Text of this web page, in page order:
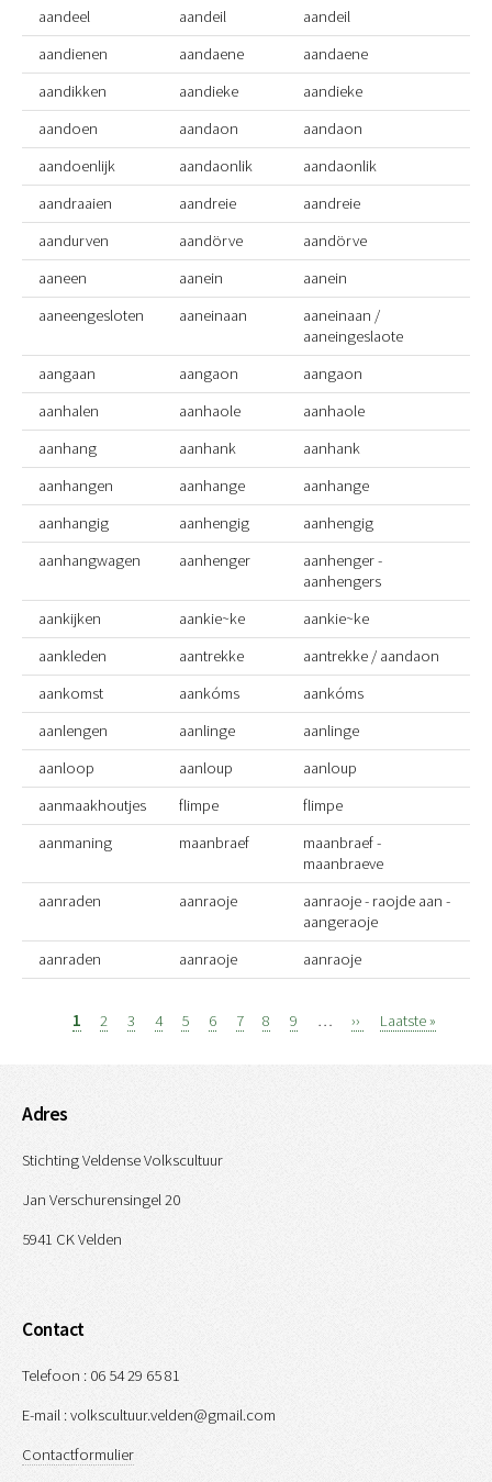
aandeel
aandeil
aandeil
aandienen
aandaene
aandaene
aandikken
aandieke
aandieke
aandoen
aandaon
aandaon
aandoenlijk
aandaonlik
aandaonlik
aandraaien
aandreie
aandreie
aandurven
aandörve
aandörve
aaneen
aanein
aanein
aaneengesloten
aaneinaan
aaneinaan /
aaneingeslaote
aangaan
aangaon
aangaon
aanhalen
aanhaole
aanhaole
aanhang
aanhank
aanhank
aanhangen
aanhange
aanhange
aanhangig
aanhengig
aanhengig
aanhangwagen
aanhenger
aanhenger -
aanhengers
aankijken
aankie~ke
aankie~ke
aankleden
aantrekke
aantrekke / aandaon
aankomst
aankóms
aankóms
aanlengen
aanlinge
aanlinge
aanloop
aanloup
aanloup
aanmaakhoutjes
flimpe
flimpe
aanmaning
maanbraef
maanbraef -
maanbraeve
aanraden
aanraoje
aanraoje - raojde aan -
aangeraoje
aanraden
aanraoje aanraoje
PaginatiePage
1 Page
2 Page
3 Page
4 Page
5 Page
6 Page
7 Page
8 Page
9 …
Volgende
››
Laatste
Laatste »
Adres
Stichting Veldense Volkscultuur
Jan Verschurensingel 20
5941 CK Velden
Contact
Telefoon : 06 54 29 65 81
E-mail : volkscultuur.velden@gmail.com
Contactformulier